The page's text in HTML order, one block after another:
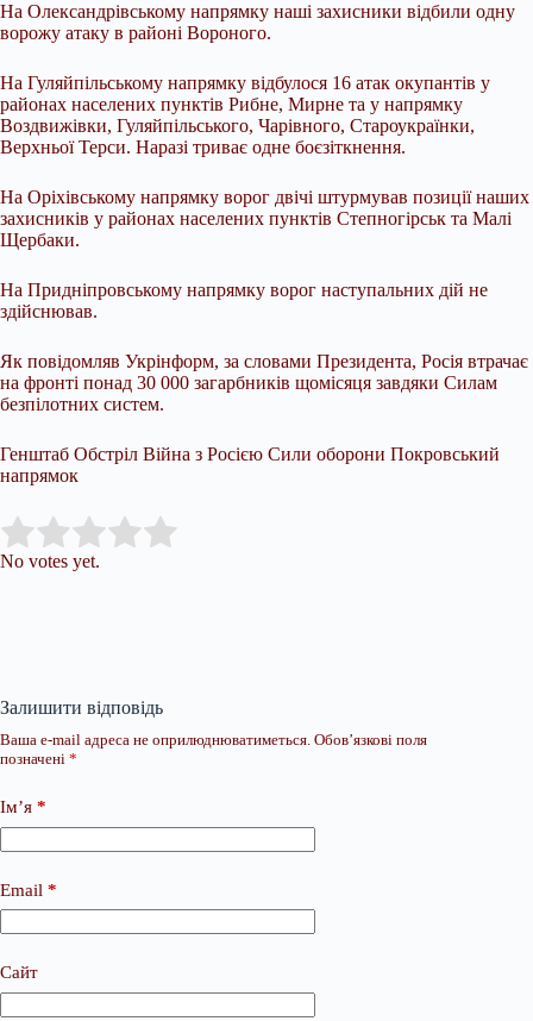
На Олександрівському напрямку наші захисники відбили одну
ворожу атаку в районі Вороного.
На Гуляйпільському напрямку відбулося 16 атак окупантів у
районах населених пунктів Рибне, Мирне та у напрямку
Воздвижівки, Гуляйпільського, Чарівного, Староукраїнки,
Верхньої Терси. Наразі триває одне боєзіткнення.
На Оріхівському напрямку ворог двічі штурмував позиції наших
захисників у районах населених пунктів Степногірськ та Малі
Щербаки.
На Придніпровському напрямку ворог наступальних дій не
здійснював.
Як повідомляв Укрінформ, за словами Президента, Росія втрачає
на фронті понад 30 000 загарбників щомісяця завдяки Силам
безпілотних систем.
Генштаб Обстріл Війна з Росією Сили оборони Покровський
напрямок
Rate this item:
No votes yet.
Залишити відповідь
Ваша e-mail адреса не оприлюднюватиметься. Обов’язкові поля
позначені *
Ім’я *
Email *
Сайт